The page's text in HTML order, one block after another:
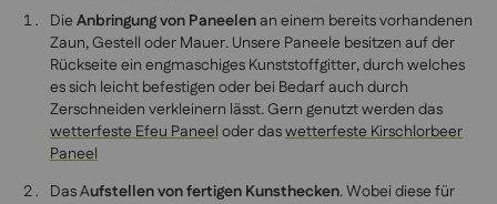
Die Anbringung von Paneelenan einem bereits vorhandenen
Zaun, Gestell oder Mauer. Unsere Paneele besitzen auf der
Rückseite ein engmaschiges Kunststoffgitter, durch welches
es sich leicht befestigen oder bei Bedarf auch durch
Zerschneiden verkleinern lässt. Gern genutzt werden das
wetterfeste Efeu Paneel oder daswetterfeste Kirschlorbeer
Paneel
Das Aufstellen von fertigen Kunsthecken. Wobei diese für